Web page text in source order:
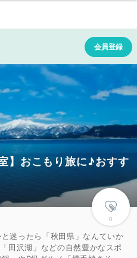
】おこもり旅に♪おすす
0
迷ったら「秋田県」なんていか
田沢湖」などの自然豊かなスポ